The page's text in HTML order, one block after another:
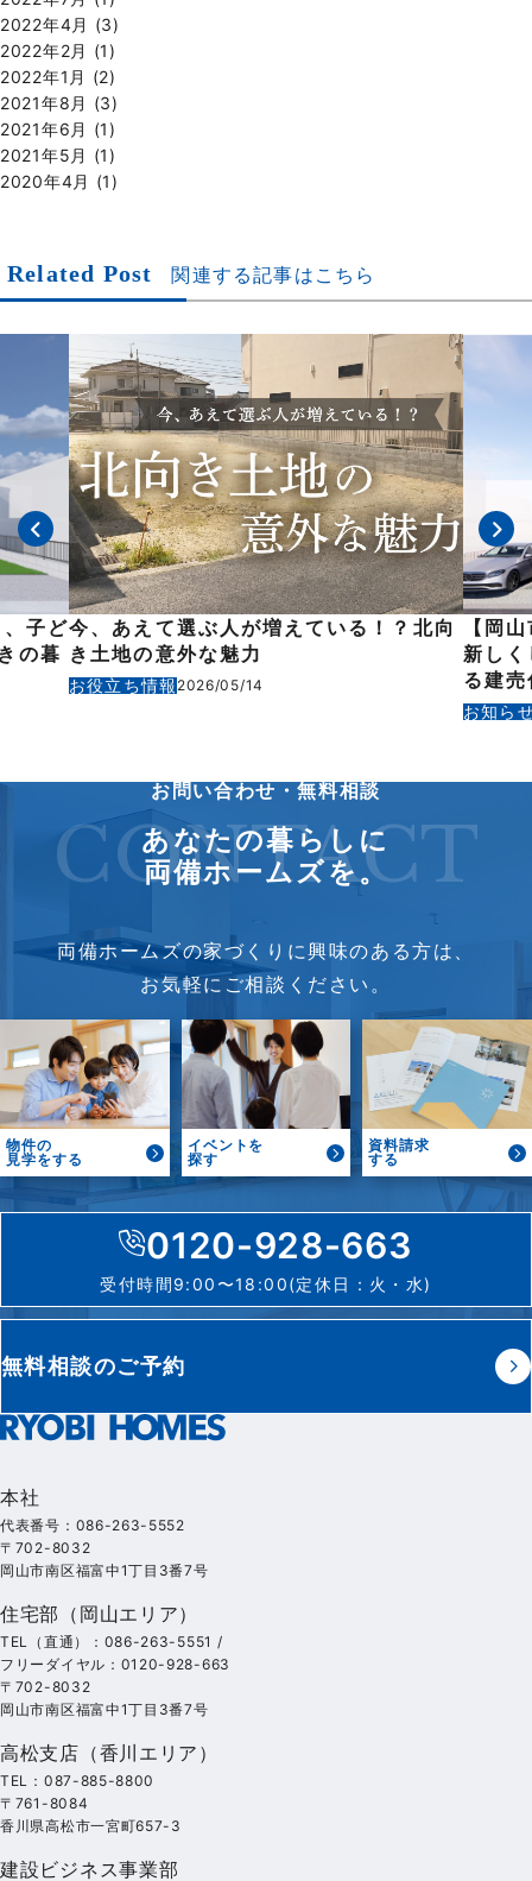
2022年4月 (3)
2022年2月 (1)
2022年1月 (2)
2021年8月 (3)
2021年6月 (1)
2021年5月 (1)
2020年4月 (1)
Related Post 関連する記事はこちら
子ど
の暮
今、あえて選ぶ人が増えている！？北向
き土地の意外な魅力
お役立ち情報 2026/05/14
【岡
新し
る建
お知ら
お問い合わせ・無料相談
CONTACT
あなたの暮らしに
両備ホームズを。
両備ホームズの家づくりに興味のある方は、
お気軽にご相談ください。
物件の
見学をする
イベントを
探す
資料請求
する
0120-928-663
受付時間9:00〜18:00(定休日：火・水)
無料相談のご予約
本社
代表番号：086-263-5552
〒702-8032
岡山市南区福富中1丁目3番7号
住宅部（岡山エリア）
TEL（直通）：086-263-5551 /
フリーダイヤル：0120-928-663
〒702-8032
岡山市南区福富中1丁目3番7号
高松支店（香川エリア）
TEL：087-885-8800
〒761-8084
香川県高松市一宮町657-3
建設ビジネス事業部